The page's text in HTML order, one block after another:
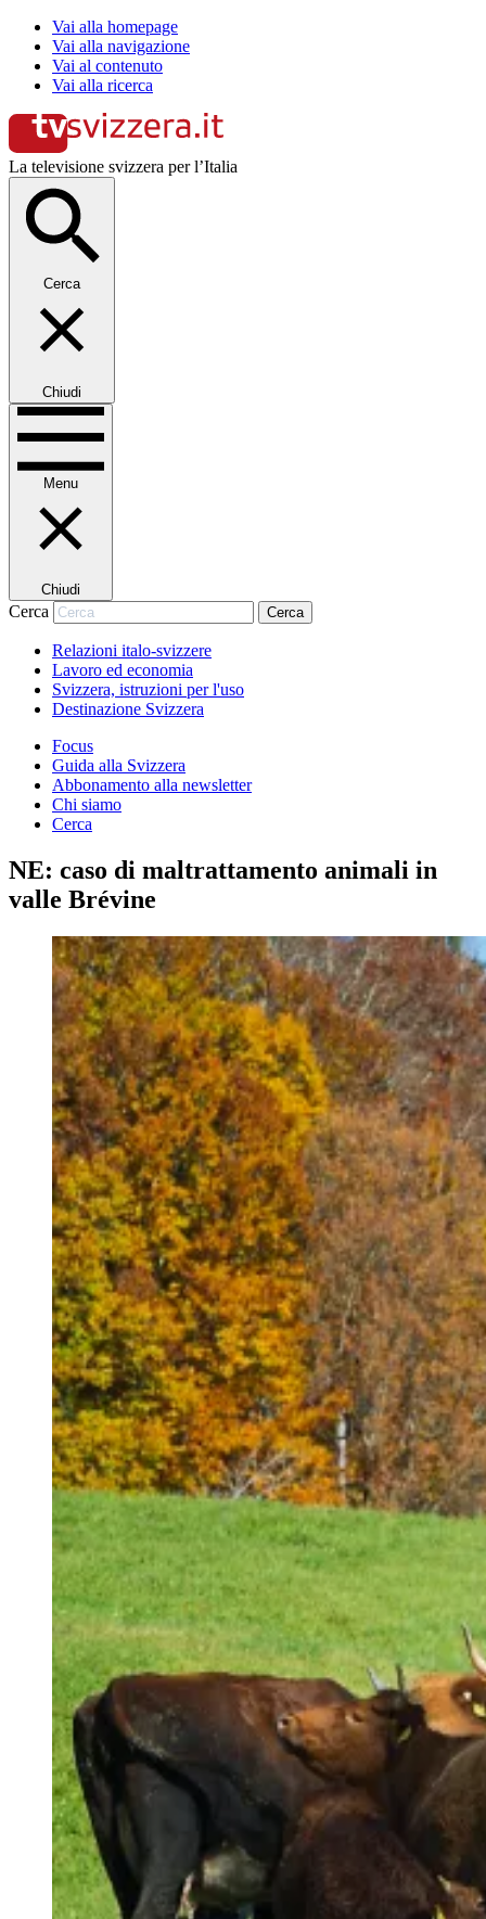
Vai alla homepage
Vai alla navigazione
Vai al contenuto
Vai alla ricerca
La televisione svizzera per l’Italia
Cerca
Chiudi
Menu
Chiudi
Cerca Cerca
Relazioni italo-svizzere
Lavoro ed economia
Svizzera, istruzioni per l'uso
Destinazione Svizzera
Focus
Guida alla Svizzera
Abbonamento alla newsletter
Chi siamo
Cerca
NE: caso di maltrattamento animali in
valle Brévine